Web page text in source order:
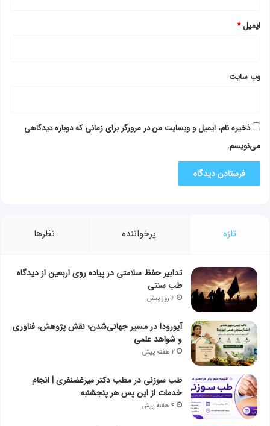
ایمیل*
وب‌ سایت
ذخیره نام، ایمیل و وبسایت من در مرورگر برای زمانی که دوباره دیدگاهی
می‌نویسم.
تازه پرخواننده نظرها
تدابیر حفظ سلامتی در پیاده روی اربعین از دیدگاه
طب سنتی
۶ روز پیش
آیورودا در مسیر جهانی‌شدن؛ نقش پژوهش، فناوری
و شواهد علمی
۲ هفته پیش
طب سوزنی در مطب دکتر میرغضنفری | انجام
خدمات از این پس هر پنجشنبه
۴ هفته پیش